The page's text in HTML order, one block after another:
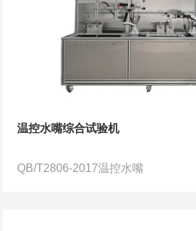
温控水嘴综合试验机
QB/T2806-2017温控水嘴